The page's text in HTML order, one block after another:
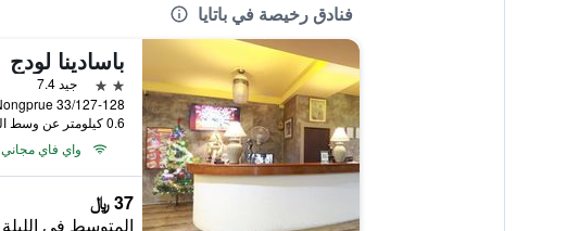
فنادق رخيصة في باتايا
باسادينا لودج
2 نجمتين
جيد 7.4
0.6 كيلومتر عن وسط المدينة
واي فاي مجاني
37 ﷼
المتوسط في الليلة